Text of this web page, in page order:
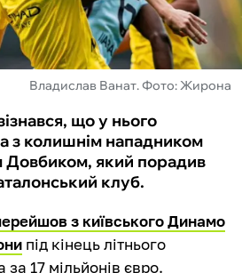
Владислав Ванат. Фото: Жирона
що у нього
з колишнім нападником
який порадив
клуб.
з київського Динамо
під кінець літнього
17 мільйонів євро.